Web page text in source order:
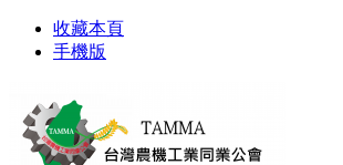
收藏本頁
手機版